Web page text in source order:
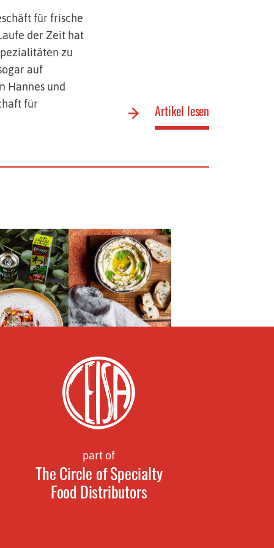
für frische
der Zeit hat
zu
auf
Hannes und
für
Artikel lesen
part of
The Circle of Specialty
Food Distributors